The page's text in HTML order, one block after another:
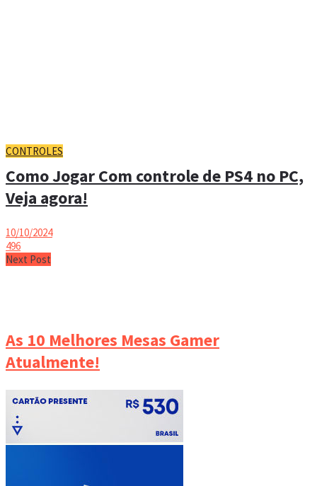
CONTROLES
Como Jogar Com controle de PS4 no PC,
Veja agora!
10/10/2024
496
Next Post
As 10 Melhores Mesas Gamer
Atualmente!